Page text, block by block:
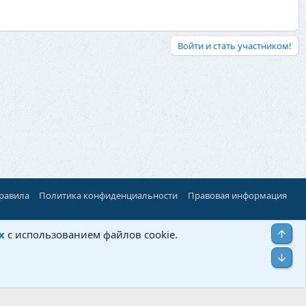
Войти и стать участником!
Политика конфиденциальности Правовая информация
с использованием файлов cookie.